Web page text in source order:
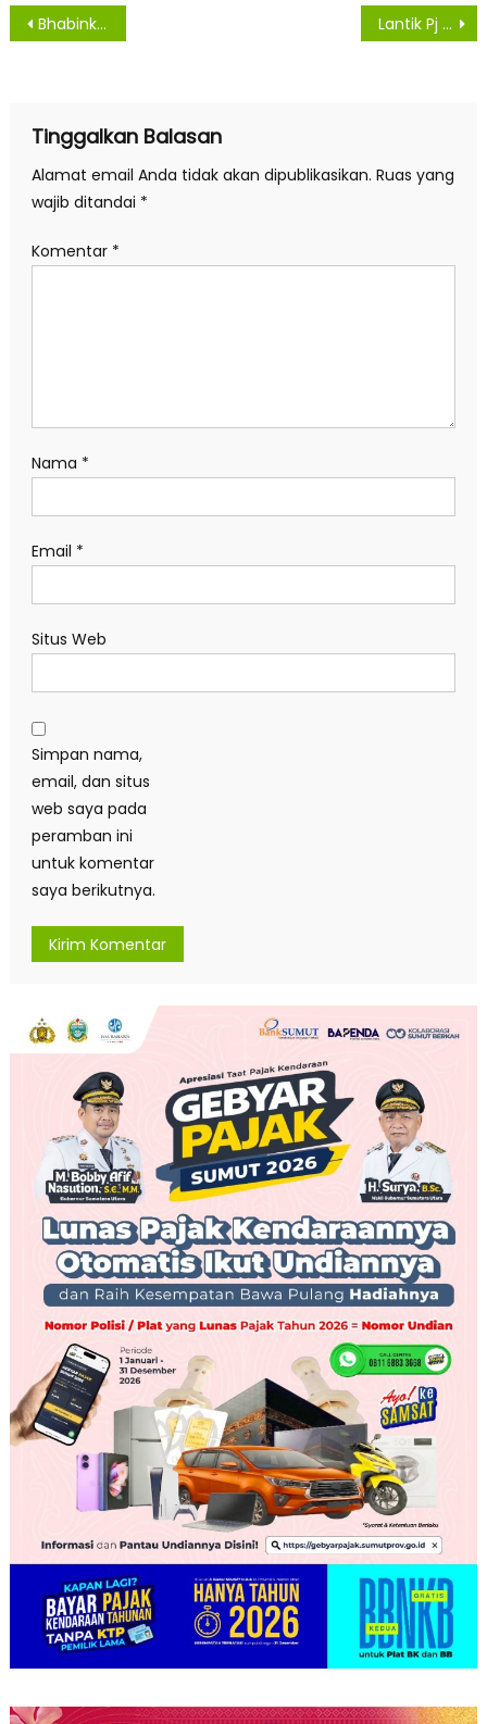
Navigasi
Bhabinkamtibmas Polsek Medan Baru Bersama 3 Pilar Kec. Polonia Laksanakan Problem Solving Lantik Pj Walikota Tebingtinggi dan Bupati Tapteng, Gubernur Edy Rahmayadi Tekankan Tiga Hal Ini
Tinggalkan Balasan
Alamat email Anda tidak akan dipublikasikan. Ruas yang
wajib ditandai *
Komentar *
Nama *
Email *
Situs Web
Simpan nama,
email, dan situs
web saya pada
peramban ini
untuk komentar
saya berikutnya.